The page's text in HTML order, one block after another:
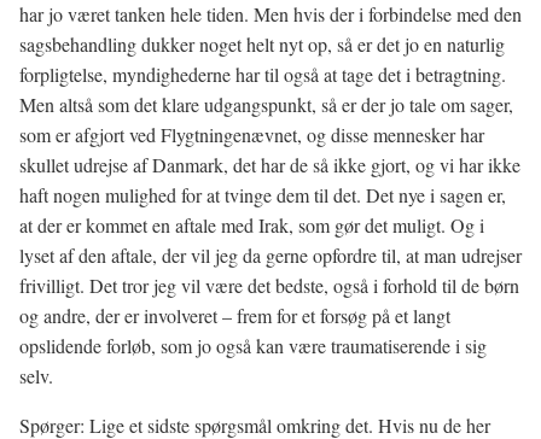
har jo været tanken hele tiden. Men hvis der i forbindelse med den
sagsbehandling dukker noget helt nyt op, så er det jo en naturlig
forpligtelse, myndighederne har til også at tage det i betragtning.
Men altså som det klare udgangspunkt, så er der jo tale om sager,
som er afgjort ved Flygtningenævnet, og disse mennesker har
skullet udrejse af Danmark, det har de så ikke gjort, og vi har ikke
haft nogen mulighed for at tvinge dem til det. Det nye i sagen er,
at der er kommet en aftale med Irak, som gør det muligt. Og i
lyset af den aftale, der vil jeg da gerne opfordre til, at man udrejser
frivilligt. Det tror jeg vil være det bedste, også i forhold til de børn
og andre, der er involveret – frem for et forsøg på et langt
opslidende forløb, som jo også kan være traumatiserende i sig
selv.
Spørger: Lige et sidste spørgsmål omkring det. Hvis nu de her